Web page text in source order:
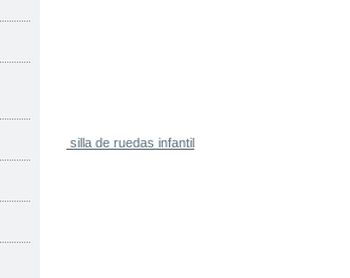
silla de ruedas infantil